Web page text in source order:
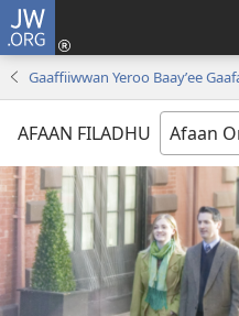
JW.ORG
Gaaffiiwwan Yeroo Baayʼee
AFAAN FILADHU